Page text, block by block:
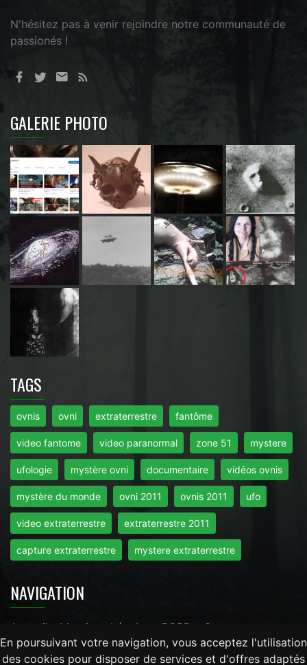
En poursuivant votre navigation, vous acceptez l'utilisation
des cookies pour disposer de services et d'offres adaptés
N'hésitez pas à venir rejoindre notre communauté de
passionés !
GALERIE PHOTO
TAGS
ovnis ovni extraterrestre fantôme
video fantome video paranormal zone 51 mystere
ufologie mystère ovni documentaire vidéos ovnis
mystère du monde ovni 2011 ovnis 2011 ufo
video extraterrestre extraterrestre 2011
capture extraterrestre mystere extraterrestre
NAVIGATION
Accueil Mentions Légales RGPD Contact